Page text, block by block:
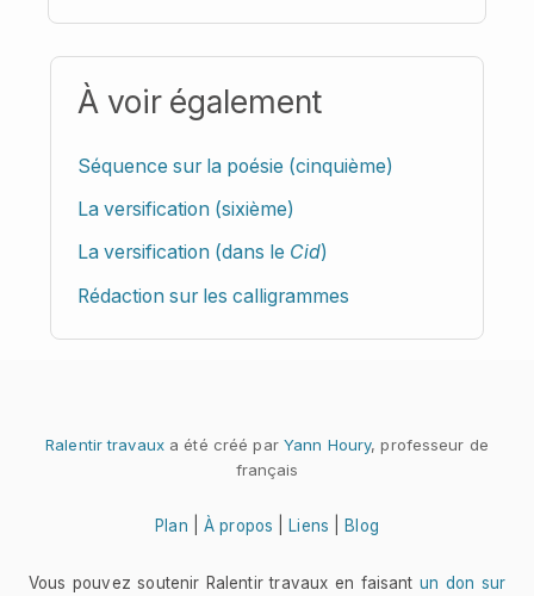
À voir également
Séquence sur la poésie (cinquième)
La versification (sixième)
La versification (dans le Cid)
Rédaction sur les calligrammes
Ralentir travauxa été créé par Yann Houry, professeur de
français
Plan |À propos Liens Blog
Vous pouvez soutenir Ralentir travaux en faisant un don sur